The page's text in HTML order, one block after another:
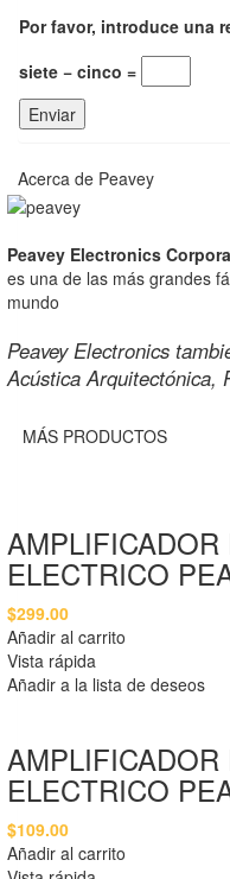
Por favor, introduce una
siete − cinco =
Acerca de Peavey
Peavey Electronics
es una de las más grandes
mundo
Peavey Electronics
Acústica Arquitectónica,
MÁS PRODUCTOS
ELECTRICO
$299.00
Añadir al carrito
Vista rápida
Añadir a la lista de deseos
ELECTRICO
$109.00
Añadir al carrito